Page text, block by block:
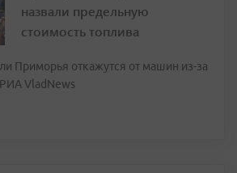
назвали предельную
стоимость топлива
Приморья откажутся от машин из-за
VladNews